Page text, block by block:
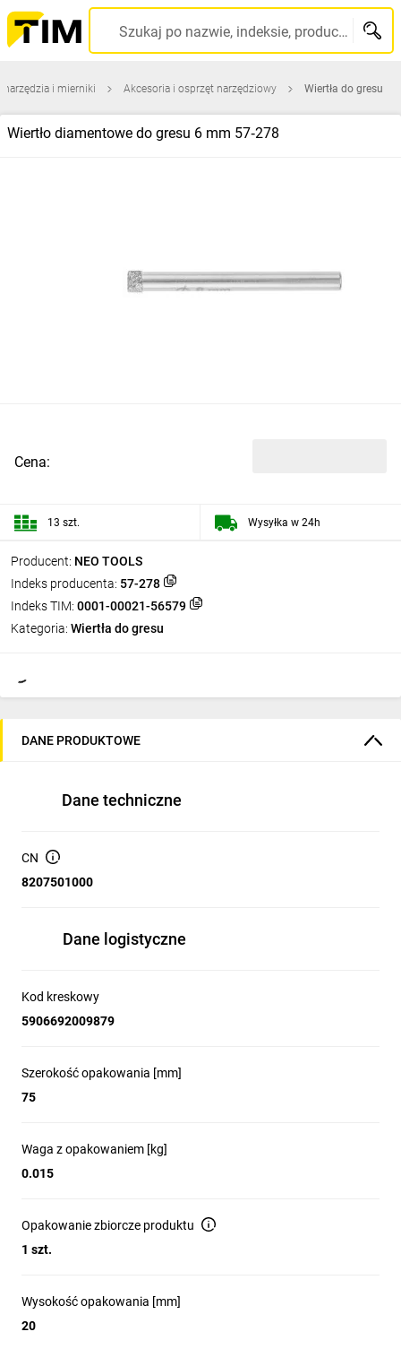
Szukaj po nazwie, indeksie, producencie, kodzie kreskowym...
i mierniki Akcesoria i osprzęt narzędziowy Wiertła do gresu
Wiertło diamentowe do gresu 6 mm 57‑278
Producent: NEO TOOLS
Indeks producenta: 57-278
Indeks TIM: 0001-00021-56579
Kategoria: Wiertła do gresu
Cena:
13 szt. Wysyłka w 24h
DANE PRODUKTOWE
Dane techniczne
CN
8207501000
Dane logistyczne
Kod kreskowy
5906692009879
Szerokość opakowania [mm]
75
Waga z opakowaniem [kg]
0.015
Opakowanie zbiorcze produktu
1 szt.
Wysokość opakowania [mm]
20